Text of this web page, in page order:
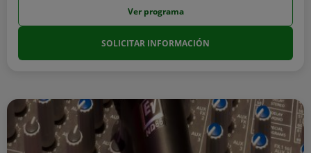
Ver programa
SOLICITAR INFORMACIÓN